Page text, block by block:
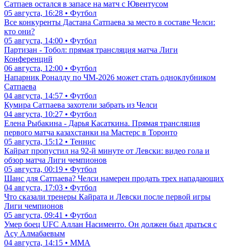
Сатпаев остался в запасе на матч с Ювентусом
05 августа, 16:28 • Футбол
Все конкуренты Дастана Сатпаева за место в составе Челси:
кто они?
05 августа, 14:00 • Футбол
Партизан - Тобол: прямая трансляция матча Лиги
Конференций
06 августа, 12:00 • Футбол
Напарник Роналду по ЧМ-2026 может стать одноклубником
Сатпаева
04 августа, 14:57 • Футбол
Кумира Сатпаева захотели забрать из Челси
04 августа, 10:27 • Футбол
Елена Рыбакина - Дарья Касаткина. Прямая трансляция
первого матча казахстанки на Мастерс в Торонто
05 августа, 15:12 • Теннис
Кайрат пропустил на 92-й минуте от Левски: видео гола и
обзор матча Лиги чемпионов
05 августа, 00:19 • Футбол
Шанс для Сатпаева? Челси намерен продать трех нападающих
04 августа, 17:03 • Футбол
Что сказали тренеры Кайрата и Левски после первой игры
Лиги чемпионов
05 августа, 09:41 • Футбол
Умер боец UFC Аллан Насименто. Он должен был драться с
Асу Алмабаевым
04 августа, 14:15 • ММА